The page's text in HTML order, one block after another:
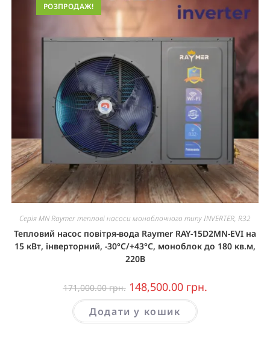
РОЗПРОДАЖ!
Серія MN Raymer теплові насоси моноблочного типу INVERTER, R32
Тепловий насос повітря-вода Raymer RAY-15D2MN-EVI на
15 кВт, інверторний, -30°C/+43°C, моноблок до 180 кв.м,
220В
171,000.00грн. 148,500.00 грн.
Додати у кошик